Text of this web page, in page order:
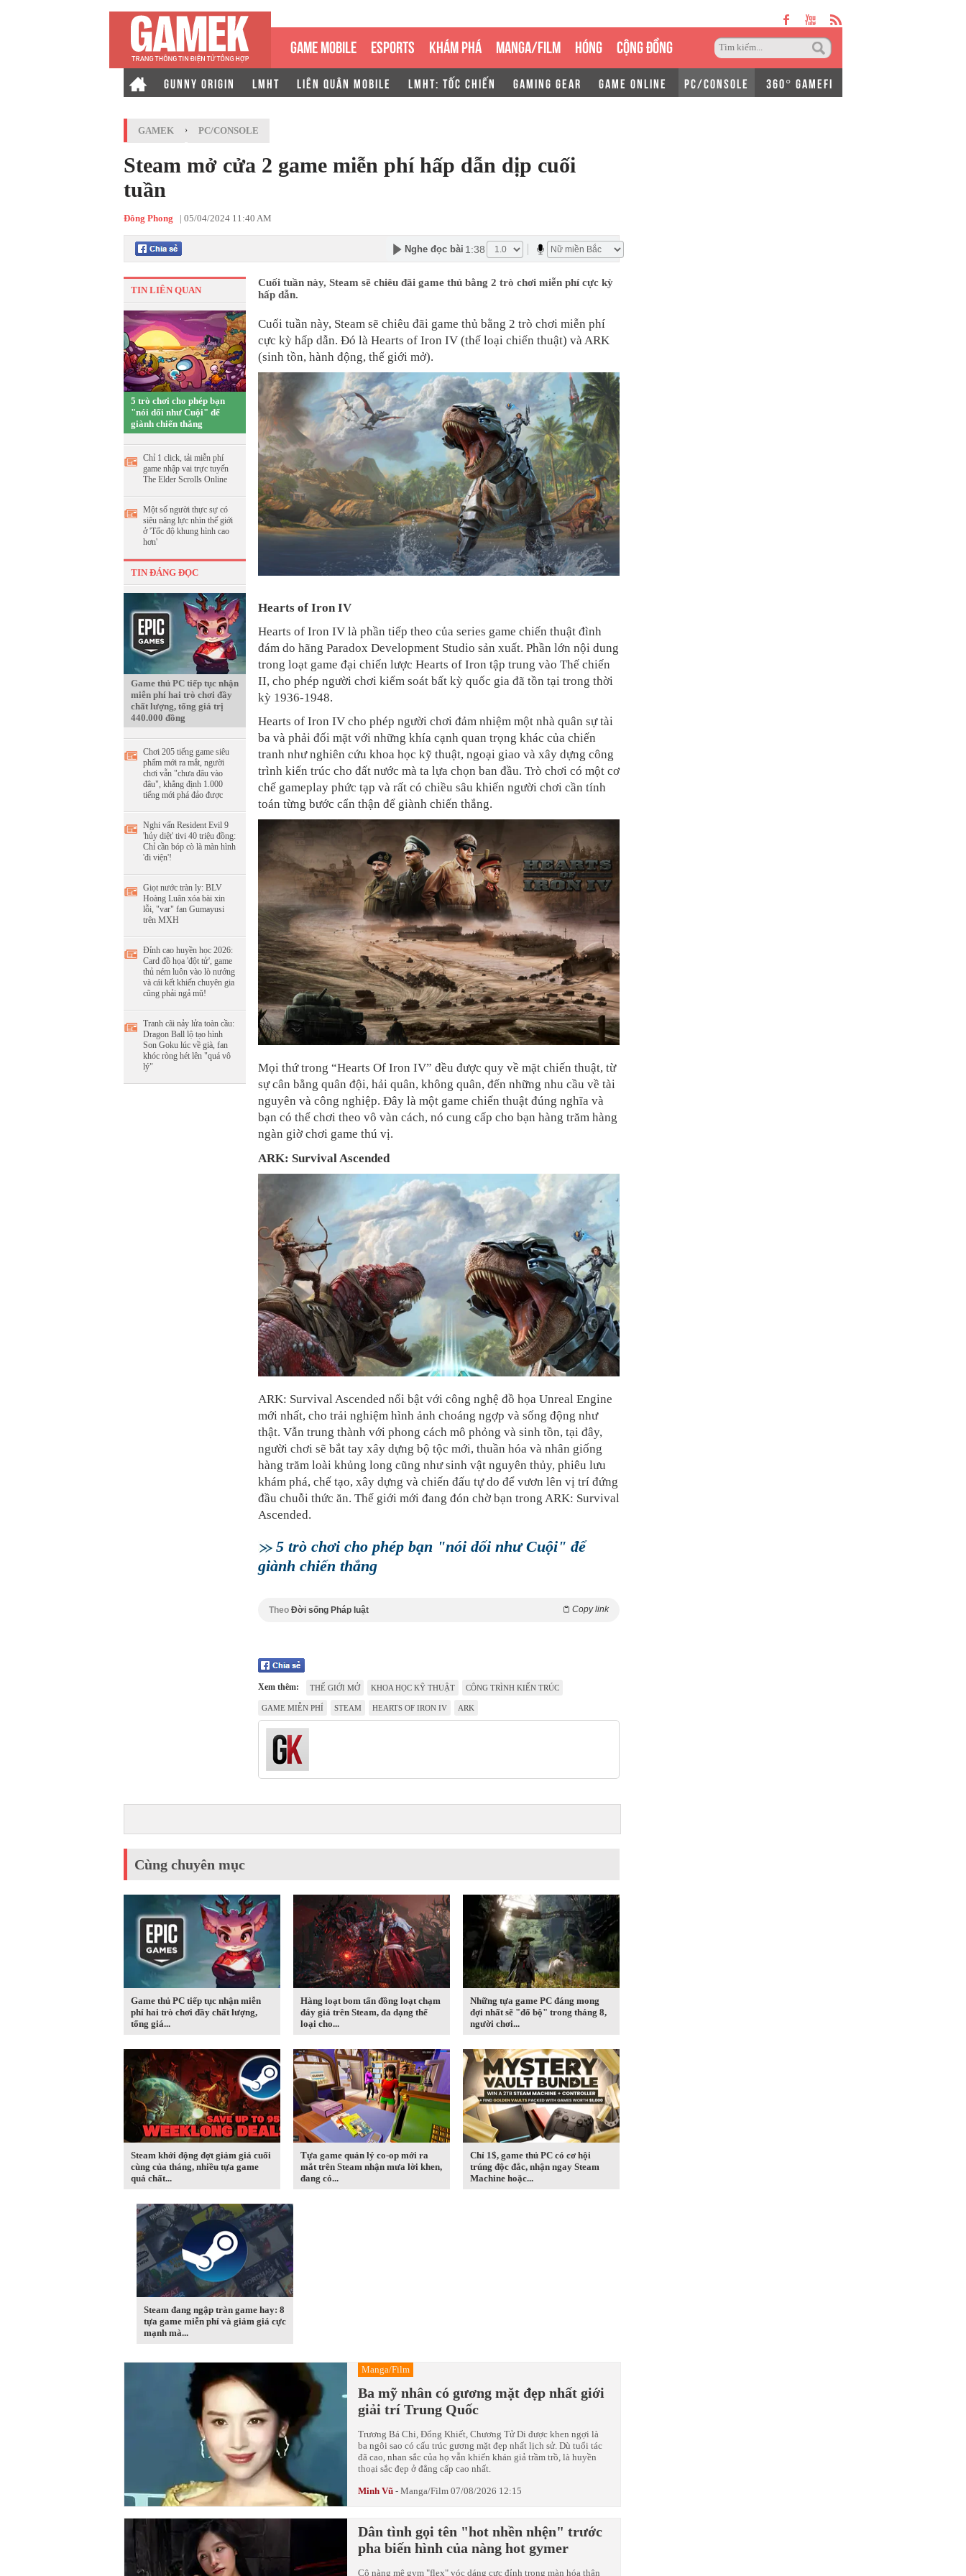
GAME MOBILE ESPORTS KHÁM PHÁ MANGA/FILM HÓNG CỘNG ĐỒNG
GUNNY ORIGIN LMHT LIÊN QUÂN MOBILE LMHT: TỐC CHIẾN GAMING GEAR GAME ONLINE PC/CONSOLE 360° GAMEFI
GAMEK › PC/CONSOLE
Steam mở cửa 2 game miễn phí hấp dẫn dịp cuối
tuần
Đông Phong | 05/04/2024 11:40 AM
Nghe đọc bài 1:38
TIN LIÊN QUAN
5 trò chơi cho phép bạn
"nói dối như Cuội" để
giành chiến thắng
Chỉ 1 click, tải miễn phí
game nhập vai trực tuyến
The Elder Scrolls Online
Một số người thực sự có
siêu năng lực nhìn thế giới
ở 'Tốc độ khung hình cao
hơn'
TIN ĐÁNG ĐỌC
Game thủ PC tiếp tục nhận
miễn phí hai trò chơi đầy
chất lượng, tổng giá trị
440.000 đồng
Chơi 205 tiếng game siêu
phẩm mới ra mắt, người
chơi vẫn "chưa đâu vào
đâu", khẳng định 1.000
tiếng mới phá đảo được
Nghi vấn Resident Evil 9
'hủy diệt' tivi 40 triệu đồng:
Chỉ cần bóp cò là màn hình
'đi viện'!
Giọt nước tràn ly: BLV
Hoàng Luân xóa bài xin
lỗi, "var" fan Gumayusi
trên MXH
Đỉnh cao huyền học 2026:
Card đồ họa 'đột tử', game
thủ ném luôn vào lò nướng
và cái kết khiến chuyên gia
cũng phải ngả mũ!
Tranh cãi nảy lửa toàn cầu:
Dragon Ball lộ tạo hình
Son Goku lúc về già, fan
khóc ròng hét lên "quá vô
lý"
Cuối tuần này, Steam sẽ chiêu đãi game thủ bằng 2 trò chơi miễn phí cực kỳ
hấp dẫn.
Cuối tuần này, Steam sẽ chiêu đãi game thủ bằng 2 trò chơi miễn phí
cực kỳ hấp dẫn. Đó là Hearts of Iron IV (thế loại chiến thuật) và ARK
(sinh tồn, hành động, thế giới mở).
Hearts of Iron IV
Hearts of Iron IV là phần tiếp theo của series game chiến thuật đình
đám do hãng Paradox Development Studio sản xuất. Phần lớn nội dung
trong loạt game đại chiến lược Hearts of Iron tập trung vào Thế chiến
II, cho phép người chơi kiểm soát bất kỳ quốc gia đã tồn tại trong thời
kỳ 1936-1948.
Hearts of Iron IV cho phép người chơi đảm nhiệm một nhà quân sự tài
ba và phải đối mặt với những khía cạnh quan trọng khác của chiến
tranh như nghiên cứu khoa học kỹ thuật, ngoại giao và xây dựng công
trình kiến trúc cho đất nước mà ta lựa chọn ban đầu. Trò chơi có một cơ
chế gameplay phức tạp và rất có chiều sâu khiến người chơi cần tính
toán từng bước cẩn thận để giành chiến thắng.
Mọi thứ trong “Hearts Of Iron IV” đều được quy về mặt chiến thuật, từ
sự cân bằng quân đội, hải quân, không quân, đến những nhu cầu về tài
nguyên và công nghiệp. Đây là một game chiến thuật đúng nghĩa và
bạn có thể chơi theo vô vàn cách, nó cung cấp cho bạn hàng trăm hàng
ngàn giờ chơi game thú vị.
ARK: Survival Ascended
ARK: Survival Ascended nổi bật với công nghệ đồ họa Unreal Engine
mới nhất, cho trải nghiệm hình ảnh choáng ngợp và sống động như
thật. Vẫn trung thành với phong cách mô phỏng và sinh tồn, tại đây,
người chơi sẽ bắt tay xây dựng bộ tộc mới, thuần hóa và nhân giống
hàng trăm loài khủng long cũng như sinh vật nguyên thủy, phiêu lưu
khám phá, chế tạo, xây dựng và chiến đấu tự do để vươn lên vị trí đứng
đầu chuỗi thức ăn. Thế giới mới đang đón chờ bạn trong ARK: Survival
Ascended.
5 trò chơi cho phép bạn "nói dối như Cuội" để
giành chiến thắng
Theo Đời sống Pháp luật Copy link
Xem thêm: THẾ GIỚI MỞ KHOA HỌC KỸ THUẬT CÔNG TRÌNH KIẾN TRÚC
GAME MIỄN PHÍ STEAM HEARTS OF IRON IV ARK
Cùng chuyên mục
Game thủ PC tiếp tục nhận miễn
phí hai trò chơi đầy chất lượng,
tổng giá...
Hàng loạt bom tấn đồng loạt chạm
đáy giá trên Steam, đa dạng thể
loại cho...
Những tựa game PC đáng mong
đợi nhất sẽ "đổ bộ" trong tháng 8,
người chơi...
Steam khởi động đợt giảm giá cuối
cùng của tháng, nhiều tựa game
quá chất...
Tựa game quản lý co-op mới ra
mắt trên Steam nhận mưa lời khen,
đang có...
Chỉ 1$, game thủ PC có cơ hội
trúng độc đắc, nhận ngay Steam
Machine hoặc...
Steam đang ngập tràn game hay: 8
tựa game miễn phí và giảm giá cực
mạnh mà...
Manga/Film
Ba mỹ nhân có gương mặt đẹp nhất giới
giải trí Trung Quốc
Trương Bá Chi, Đổng Khiết, Chương Tử Di được khen ngợi là
ba ngôi sao có cấu trúc gương mặt đẹp nhất lịch sử. Dù tuổi tác
đã cao, nhan sắc của họ vẫn khiến khán giả trầm trồ, là huyền
thoại sắc đẹp ở đẳng cấp cao nhất.
Minh Vũ - Manga/Film 07/08/2026 12:15
Dân tình gọi tên "hot nhền nhện" trước
pha biến hình của nàng hot gymer
Cô nàng mê gym "flex" vóc dáng cực đỉnh trong màn hóa thân